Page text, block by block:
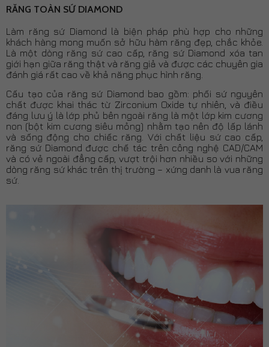
RĂNG TOÀN SỨ DIAMOND
Làm răng sứ Diamond là biện pháp phù hợp cho những
khách hàng mong muốn sở hữu hàm răng đẹp, chắc khỏe.
Là một dòng răng sứ cao cấp, răng sứ Diamond xóa tan
giới hạn giữa răng thật và răng giả và được các chuyên gia
đánh giá rất cao về khả năng phục hình răng.
Cấu tạo của răng sứ Diamond bao gồm: phối sứ nguyên
chất được khai thác từ Zirconium Oxide tự nhiên, và điều
đáng lưu ý là lớp phủ bên ngoài răng là một lớp kim cương
non (bột kim cương siêu mỏng) nhằm tạo nên độ lấp lánh
và sống động cho chiếc răng. Với chất liệu sứ cao cấp,
răng sứ Diamond được chế tác trên công nghệ CAD/CAM
và có vẻ ngoài đẳng cấp, vượt trội hơn nhiều so với những
dòng răng sứ khác trên thị trường – xứng danh là vua răng
sứ.